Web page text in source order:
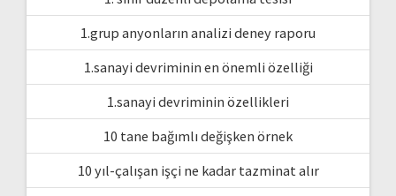
1.grup anyonların analizi deney raporu
1.sanayi devriminin en önemli özelliği
1.sanayi devriminin özellikleri
10 tane bağımlı değişken örnek
10 yıl-çalışan işçi ne kadar tazminat alır